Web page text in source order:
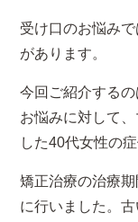
受け口のお悩み
があります。
今回ご紹介する
お悩みに対して
した40代女性の症
矯正治療の治療
に行いました。